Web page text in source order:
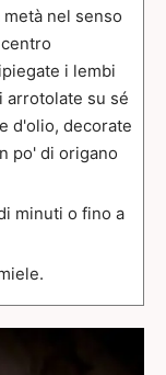
nel senso
i lembi
arrotolate su sé
d'olio, decorate
po' di origano
minuti o fino a